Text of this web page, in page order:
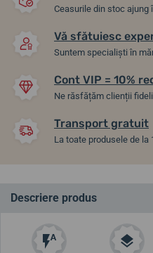
Ceasurile din stoc ajung
Vă sfătuiesc
Suntem specialiști în
Cont VIP = 10%
Ne răsfățăm clienții fideli
Transport gratuit
La toate produsele de la
Descriere produs